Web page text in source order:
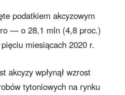
podatkiem akcyzowym
— o 28,1 mln (4,8 proc.)
miesiącach 2020 r.
akcyzy wpłynął wzrost
tytoniowych na rynku